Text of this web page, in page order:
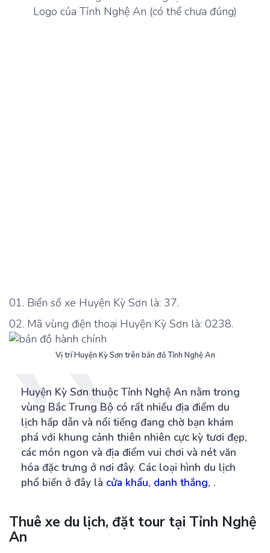
Logo của Tỉnh Nghệ An (có thể chưa đúng)
Biển số xe Huyện Kỳ Sơn là: 37.
Mã vùng điện thoại Huyện Kỳ Sơn là: 0238.
Vị trí Huyện Kỳ Sơn trên bản đồ Tỉnh Nghệ An
Huyện Kỳ Sơn thuộc Tỉnh Nghệ An nằm trong
vùng Bắc Trung Bộ có rất nhiều địa điểm du
lịch hấp dẫn và nổi tiếng đang chờ bạn khám
phá với khung cảnh thiên nhiên cực kỳ tươi đẹp,
các món ngon và địa điểm vui chơi và nét văn
hóa đặc trưng ở nơi đây. Các loại hình du lịch
phổ biến ở đây là cửa khẩu, danh thắng, .
Thuê xe du lịch, đặt tour tại Tỉnh Nghệ
An